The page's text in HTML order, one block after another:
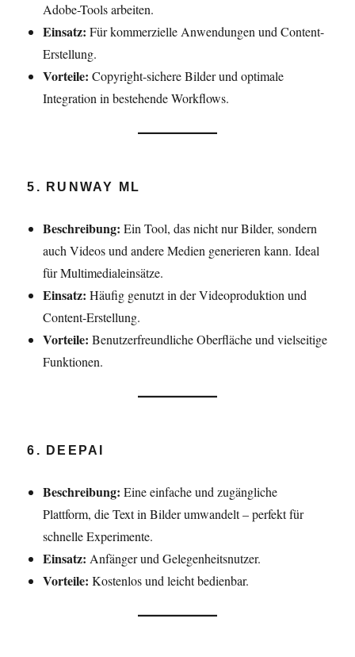
Adobe-Tools arbeiten.
Einsatz: Für kommerzielle Anwendungen und Content-
Erstellung.
Vorteile: Copyright-sichere Bilder und optimale
Integration in bestehende Workflows.
5. RUNWAY ML
Beschreibung: Ein Tool, das nicht nur Bilder, sondern
auch Videos und andere Medien generieren kann. Ideal
für Multimedialeinsätze.
Einsatz: Häufig genutzt in der Videoproduktion und
Content-Erstellung.
Vorteile: Benutzerfreundliche Oberfläche und vielseitige
Funktionen.
6. DEEPAI
Beschreibung: Eine einfache und zugängliche
Plattform, die Text in Bilder umwandelt – perfekt für
schnelle Experimente.
Einsatz: Anfänger und Gelegenheitsnutzer.
Vorteile: Kostenlos und leicht bedienbar.